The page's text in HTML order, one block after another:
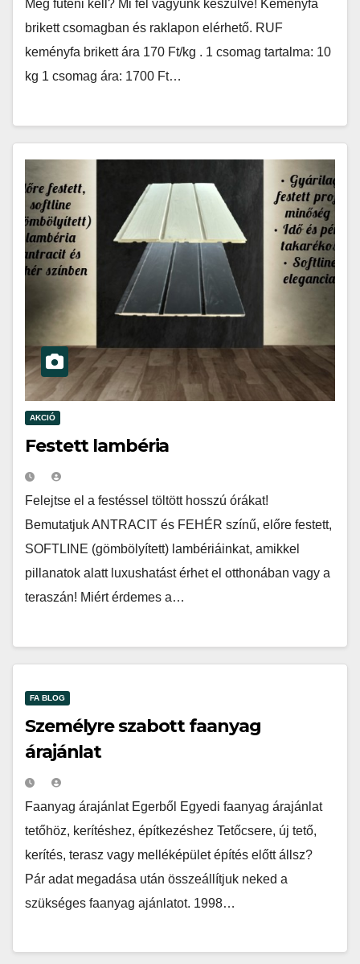
Még fűteni kell? Mi fel vagyunk készülve! Keményfa
brikett csomagban és raklapon elérhető. RUF
keményfa brikett ára 170 Ft/kg . 1 csomag tartalma: 10
kg 1 csomag ára: 1700 Ft…
AKCIÓ
Festett lambéria
Felejtse el a festéssel töltött hosszú órákat!
Bemutatjuk ANTRACIT és FEHÉR színű, előre festett,
SOFTLINE (gömbölyített) lambériáinkat, amikkel
pillanatok alatt luxushatást érhet el otthonában vagy a
teraszán! Miért érdemes a…
FA BLOG
Személyre szabott faanyag
árajánlat
Faanyag árajánlat Egerből Egyedi faanyag árajánlat
tetőhöz, kerítéshez, építkezéshez Tetőcsere, új tető,
kerítés, terasz vagy melléképület építés előtt állsz?
Pár adat megadása után összeállítjuk neked a
szükséges faanyag ajánlatot. 1998…